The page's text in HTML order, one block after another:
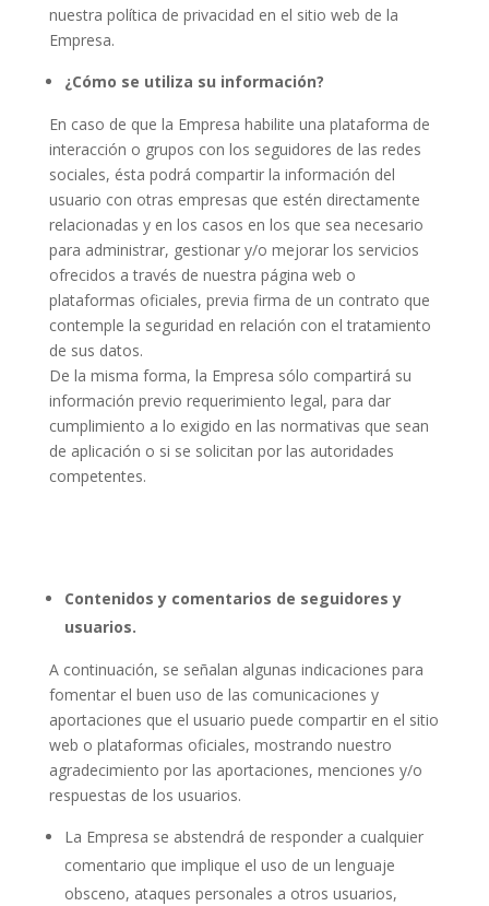
nuestra política de privacidad en el sitio web de la
Empresa.
¿Cómo se utiliza su información?
En caso de que la Empresa habilite una plataforma de
interacción o grupos con los seguidores de las redes
sociales, ésta podrá compartir la información del
usuario con otras empresas que estén directamente
relacionadas y en los casos en los que sea necesario
para administrar, gestionar y/o mejorar los servicios
ofrecidos a través de nuestra página web o
plataformas oficiales, previa firma de un contrato que
contemple la seguridad en relación con el tratamiento
de sus datos.
De la misma forma, la Empresa sólo compartirá su
información previo requerimiento legal, para dar
cumplimiento a lo exigido en las normativas que sean
de aplicación o si se solicitan por las autoridades
competentes.
Contenidos y comentarios de seguidores y
usuarios.
A continuación, se señalan algunas indicaciones para
fomentar el buen uso de las comunicaciones y
aportaciones que el usuario puede compartir en el sitio
web o plataformas oficiales, mostrando nuestro
agradecimiento por las aportaciones, menciones y/o
respuestas de los usuarios.
La Empresa se abstendrá de responder a cualquier
comentario que implique el uso de un lenguaje
obsceno, ataques personales a otros usuarios,